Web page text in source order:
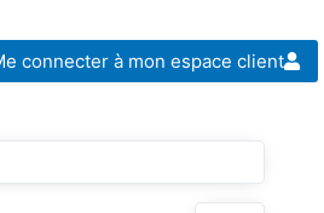
connecter à mon espace client